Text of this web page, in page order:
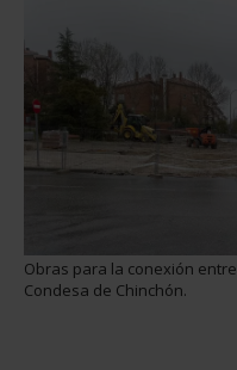
Obras para la conexión
Condesa de Chinchón.